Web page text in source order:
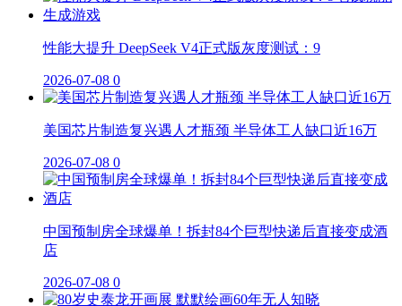
性能大提升 DeepSeek V4正式版灰度测试：9
2026-07-08 0
美国芯片制造复兴遇人才瓶颈 半导体工人缺口近16万
2026-07-08 0
中国预制房全球爆单！拆封84个巨型快递后直接变成酒
店
2026-07-08 0